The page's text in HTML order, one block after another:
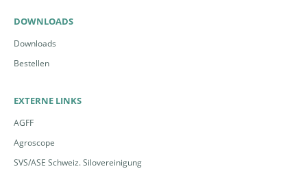
DOWNLOADS
Downloads
Bestellen
EXTERNE LINKS
AGFF
Agroscope
SVS/ASE Schweiz. Silovereinigung